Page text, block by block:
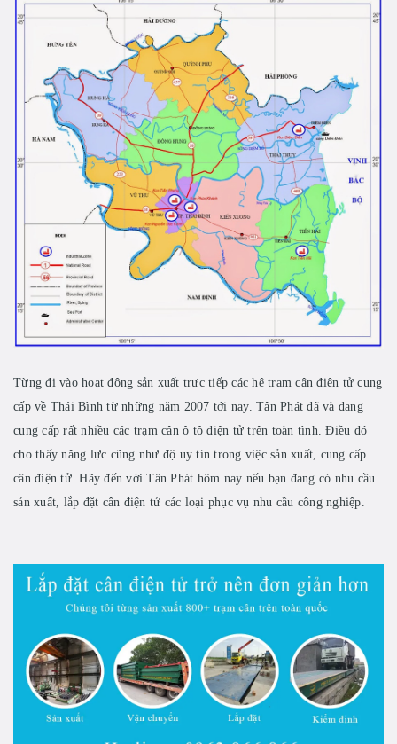
Từng đi vào hoạt động sản xuất trực tiếp các hệ trạm cân điện tử cung
cấp về Thái Bình từ những năm 2007 tới nay. Tân Phát đã và đang
cung cấp rất nhiều các trạm cân ô tô điện tử trên toàn tình. Điều đó
cho thấy năng lực cũng như độ uy tín trong việc sản xuất, cung cấp
cân điện tử. Hãy đến với Tân Phát hôm nay nếu bạn đang có nhu cầu
sản xuất, lắp đặt cân điện tử các loại phục vụ nhu cầu công nghiệp.